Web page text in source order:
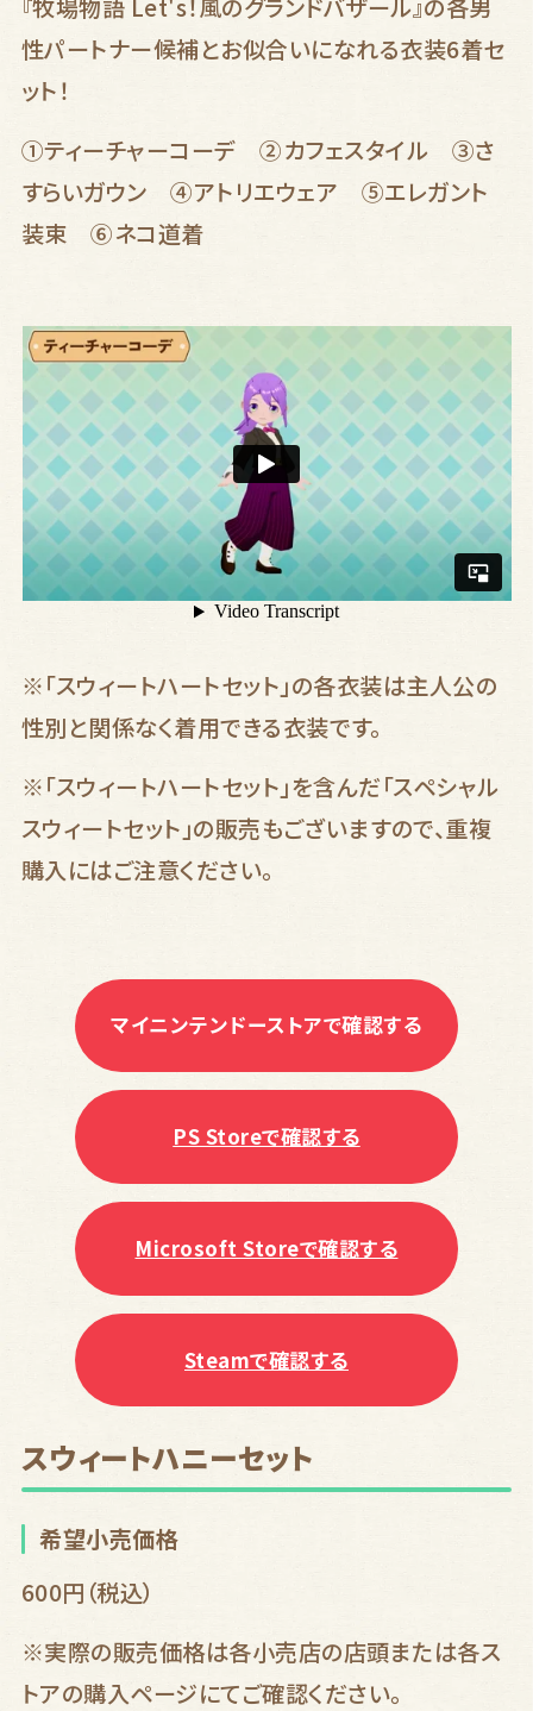
『牧場物語 Let's！風のグランドバザール』の各男
性パートナー候補とお似合いになれる衣装6着セ
ット！
①ティーチャーコーデ ②カフェスタイル ➂さ
すらいガウン ④アトリエウェア ⑤エレガント
装束 ⑥ネコ道着
※「スウィートハートセット 」の各衣装は主人公の
性別と関係なく着用できる衣装です。
※「スウィートハートセット」を含んだ「スペシャル
スウィートセット」の販売もございますので、重複
購入にはご注意ください。
マイニンテンドーストアで確認する
PS Storeで確認する
Microsoft Storeで確認する
Steamで確認する
スウィートハニーセット
希望小売価格
600円 （税込）
※実際の販売価格は各小売店の店頭または各ス
トアの購入ページにてご確認ください。